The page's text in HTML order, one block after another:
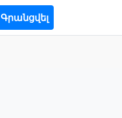
Գրանցվել